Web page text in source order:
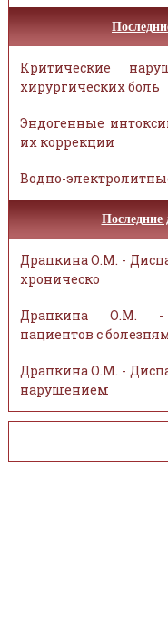
Критические
хирургических боль
Эндогенные
их коррекции
Водно-
Последние
Драпкина О.М. -
хроническо
Драпкина О.М. -
пациентов с
Драпкина О.М. -
нарушением